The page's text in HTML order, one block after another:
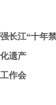
长江“十年
遗产
作会